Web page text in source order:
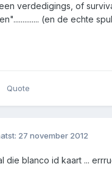
verdedigings, of
(en de echte
Quote
27 november 2012
die blanco id kaart ...